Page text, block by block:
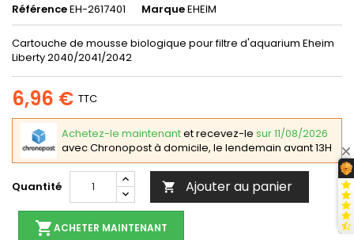
RéférenceEH-2617401 MarqueEHEIM
Cartouche de mousse biologique pour filtre d'aquarium Eheim
Liberty 2040/2041/2042
6,96 € TTC
Achetez-le maintenantet recevez-le sur 11/08/2026
avec Chronopost à domicile, le lendemain avant 13H
Quantité  Ajouter au panier
shopping_cartACHETER MAINTENANT